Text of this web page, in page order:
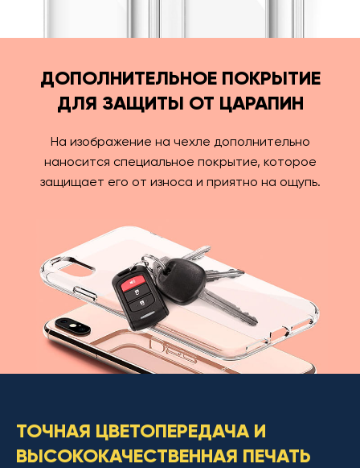
ДОПОЛНИТЕЛЬНОЕ ПОКРЫТИЕ
ДЛЯ ЗАЩИТЫ ОТ ЦАРАПИН
На изображение на чехле дополнительно
наносится специальное покрытие, которое
защищает его от износа и приятно на ощупь.
ТОЧНАЯ ЦВЕТОПЕРЕДАЧА И
ВЫСОКОКАЧЕСТВЕННАЯ ПЕЧАТЬ